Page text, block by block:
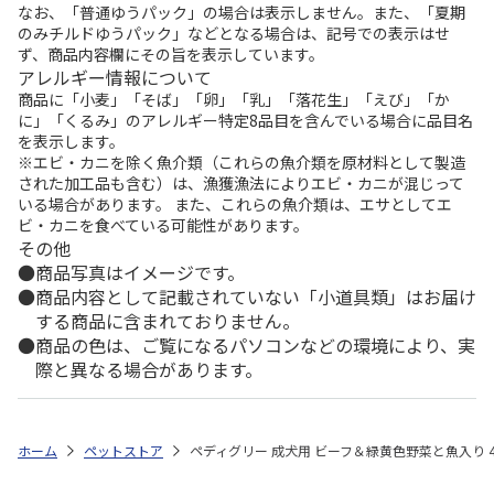
なお、「普通ゆうパック」の場合は表示しません。また、「夏期
のみチルドゆうパック」などとなる場合は、記号での表示はせ
ず、商品内容欄にその旨を表示しています。
アレルギー情報について
商品に「小麦」「そば」「卵」「乳」「落花生」「えび」「か
に」「くるみ」のアレルギー特定8品目を含んでいる場合に品目名
を表示します。
※エビ・カニを除く魚介類（これらの魚介類を原材料として製造
された加工品も含む）は、漁獲漁法によりエビ・カニが混じって
いる場合があります。 また、これらの魚介類は、エサとしてエ
ビ・カニを食べている可能性があります。
その他
商品写真はイメージです。
商品内容として記載されていない「小道具類」はお届け
する商品に含まれておりません。
商品の色は、ご覧になるパソコンなどの環境により、実
際と異なる場合があります。
ホーム ペットストア ペディグリー 成犬用 ビーフ＆緑黄色野菜と魚入り